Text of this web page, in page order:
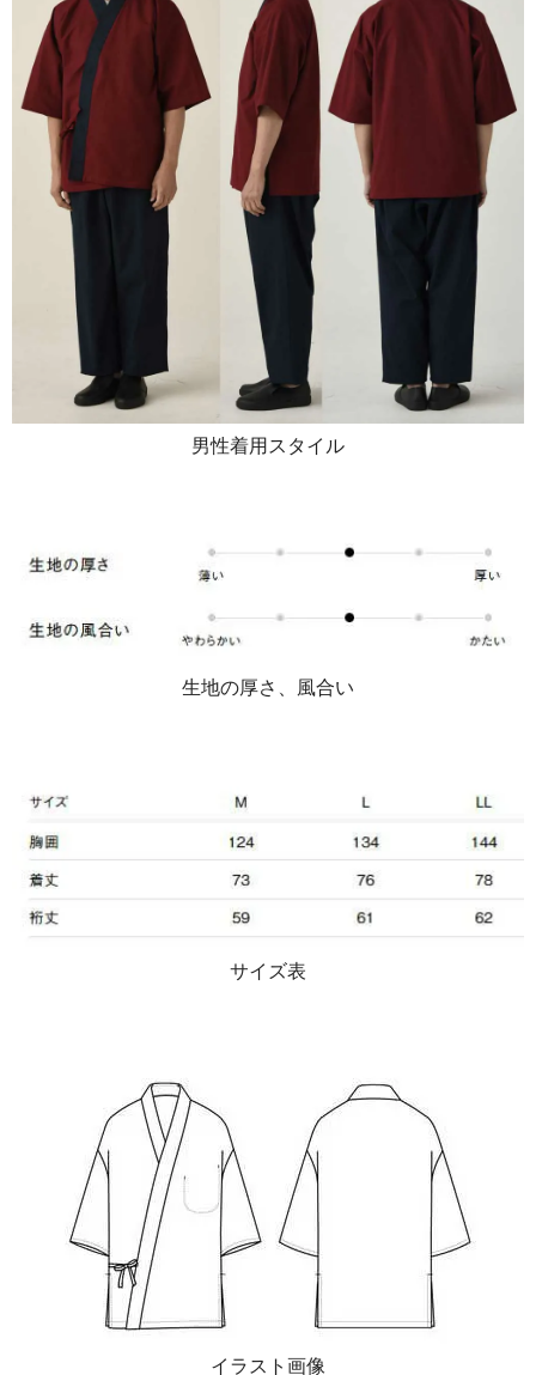
男性着用スタイル
生地の厚さ、風合い
サイズ表
イラスト画像